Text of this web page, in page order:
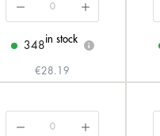
348
in stock
i
€28.19